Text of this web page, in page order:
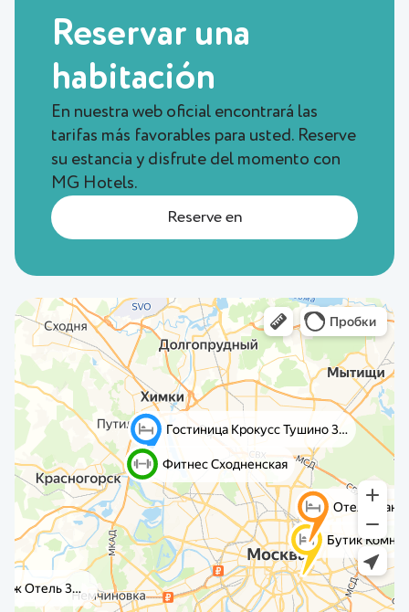
Reservar una
habitación
En nuestra web oficial encontrará las
tarifas más favorables para usted. Reserve
su estancia y disfrute del momento con
MG Hotels.
Reserve en